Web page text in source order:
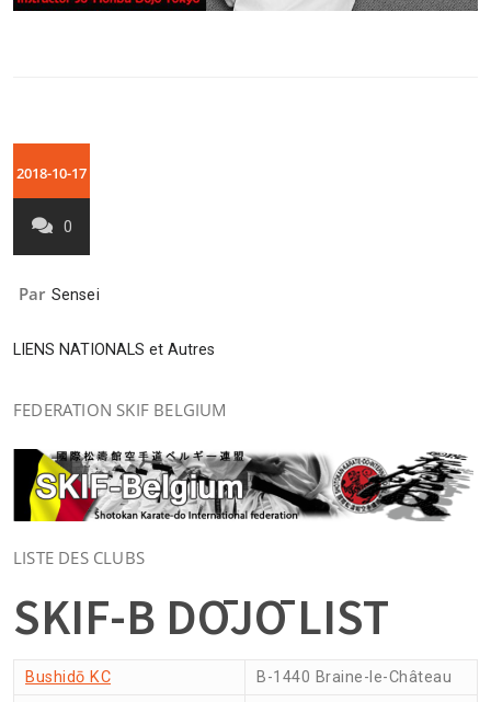
2018-10-17
0
Par Sensei
LIENS NATIONALS et Autres
FEDERATION SKIF BELGIUM
LISTE DES CLUBS
SKIF-B DŌJŌ LIST
Bushidō KC
B-1440 Braine-le-Château